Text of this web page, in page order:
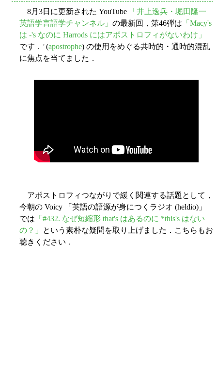
8月3日に更新された YouTube
「井上逸兵・堀田隆一
英語学言語学チャンネル」 の最新回，第46弾は 「Macy's
は -'s なのに Harrods にはアポストロフィがないわけ」
です． '(apostrophe) の使用をめぐる共時的・通時的混乱
に焦点を当てました．
アポストロフィつながりで緩く関連する話題として，
今朝の Voicy 「英語の語源が身につくラジオ (heldio)」
では 「#432. なぜ短縮形 that's はあるのに *this's はない
の？」
という素朴な疑問を取り上げました．こちらもお
聴きください．